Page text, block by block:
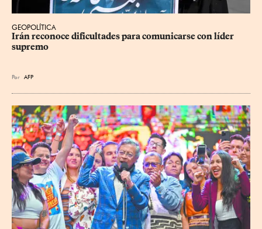
GEOPOLÍTICA
Irán reconoce dificultades para comunicarse con líder
supremo
Por AFP